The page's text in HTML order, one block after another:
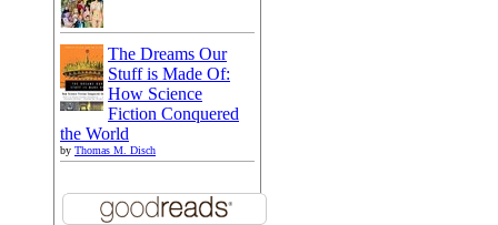
The Dreams Our
Stuff is Made Of:
How Science
Fiction Conquered
the World
by Thomas M. Disch